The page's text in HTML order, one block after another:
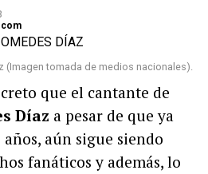
(Imagen tomada de medios nacionales).
que el cantante de
Díaz a pesar de que ya
aún sigue siendo
fanáticos y además, lo